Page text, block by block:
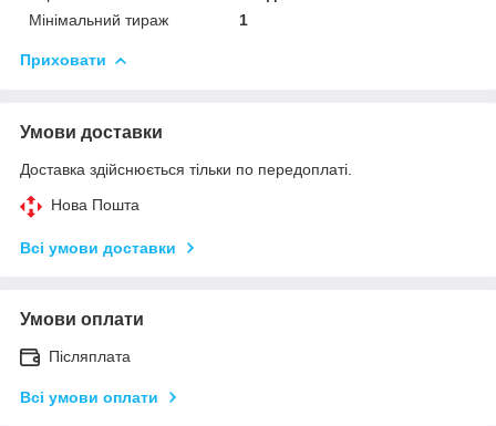
Мінімальний тираж
1
Приховати
Умови доставки
Доставка здійснюється тільки по передоплаті.
Нова Пошта
Всі умови доставки
Умови оплати
Післяплата
Всі умови оплати